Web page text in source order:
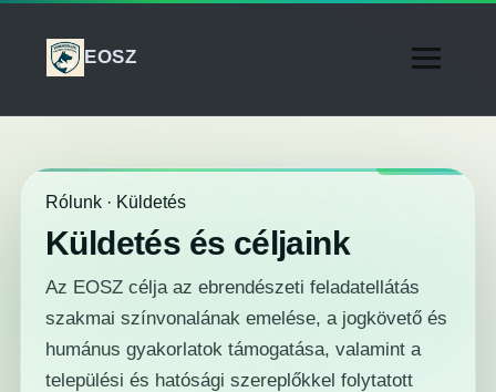
EOSZ
Rólunk · Küldetés
Küldetés és céljaink
Az EOSZ célja az ebrendészeti feladatellátás
szakmai színvonalának emelése, a jogkövető és
humánus gyakorlatok támogatása, valamint a
települési és hatósági szereplőkkel folytatott